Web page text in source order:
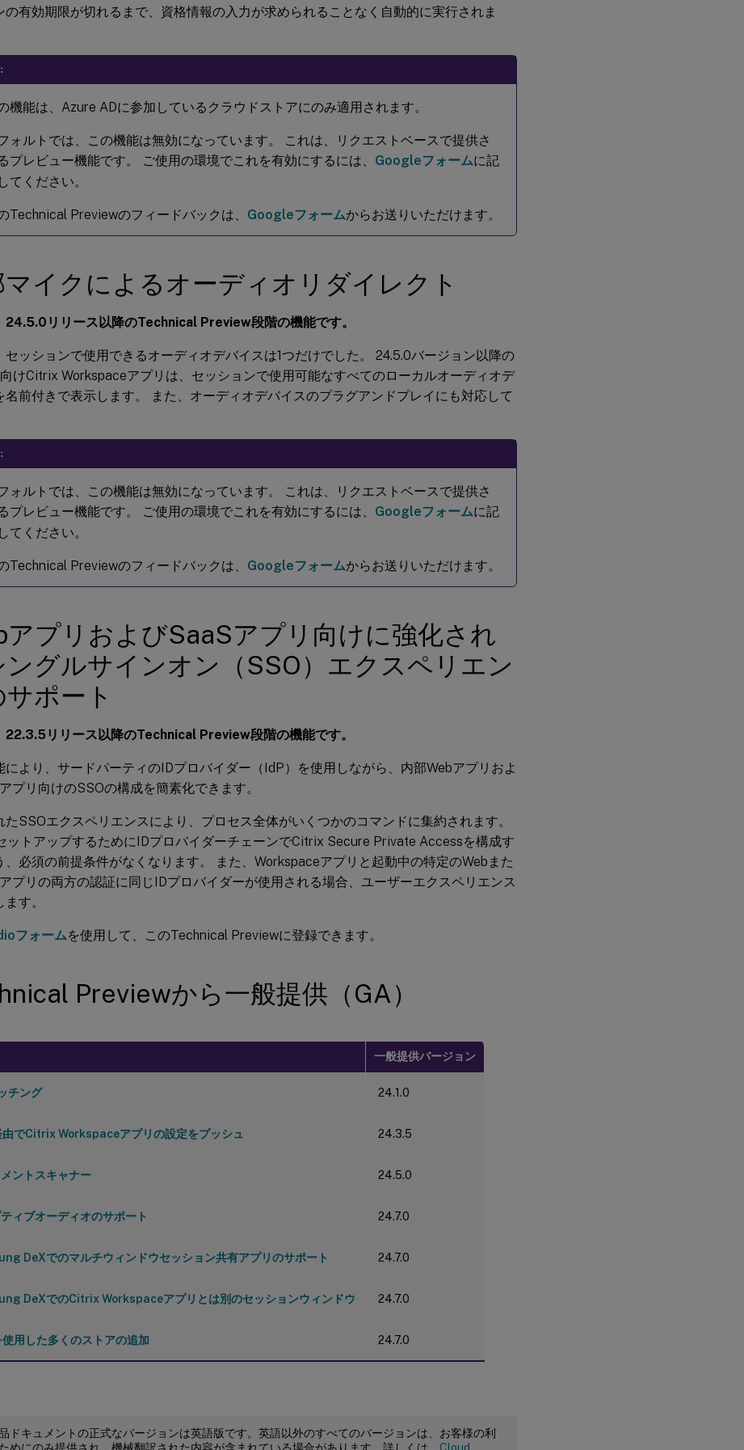
の有効期限が切れるまで、資格情報の入力が求められることなく自動的に実行されま
機能は、Azure ADに参加しているクラウドストアにのみ適用されます。
ォルトでは、この機能は無効になっています。 これは、リクエストベースで提供さ
プレビュー機能です。 ご使用の環境でこれを有効にするには、 Googleフォームに記
てください。
Technical Previewのフィードバックは、 Googleフォームからお送りいただけます。
イクによるオーディオリダイレクト
24.5.0リリース以降のTechnical Preview段階の機能です。
セッションで使用できるオーディオデバイスは1つだけでした。 24.5.0バージョン以降の
けCitrix Workspaceアプリは、セッションで使用可能なすべてのローカルオーディオデ
名前付きで表示します。 また、オーディオデバイスのプラグアンドプレイにも対応して
ォルトでは、この機能は無効になっています。 これは、リクエストベースで提供さ
プレビュー機能です。 ご使用の環境でこれを有効にするには、 Googleフォームに記
てください。
Technical Previewのフィードバックは、 Googleフォームからお送りいただけます。
アプリおよびSaaSアプリ向けに強化され
ングルサインオン（SSO）エクスペリエン
サポート
22.3.5リリース以降のTechnical Preview段階の機能です。
により、サードパーティのIDプロバイダー（IdP）を使用しながら、内部Webアプリおよ
プリ向けのSSOの構成を簡素化できます。
たSSOエクスペリエンスにより、プロセス全体がいくつかのコマンドに集約されます。
ットアップするためにIDプロバイダーチェーンでCitrix Secure Private Accessを構成す
、必須の前提条件がなくなります。 また、Workspaceアプリと起動中の特定のWebまた
プリの両方の認証に同じIDプロバイダーが使用される場合、ユーザーエクスペリエンス
す。
フォームを使用して、このTechnical Previewに登録できます。
Previewから一般提供（GA）
一般提供バージョン
チング 24.1.0
由でCitrix Workspaceアプリの設定をプッシュ 24.3.5
メントスキャナー 24.5.0
ィブオーディオのサポート 24.7.0
DeXでのマルチウィンドウセッション共有アプリのサポート 24.7.0
DeXでのCitrix Workspaceアプリとは別のセッションウィンドウ 24.7.0
使用した多くのストアの追加 24.7.0
ドキュメントの正式なバージョンは英語版です。英語以外のすべてのバージョンは、お客様の利
めにのみ提供され、機械翻訳された内容が含まれている場合があります。詳しくは、 Cloud